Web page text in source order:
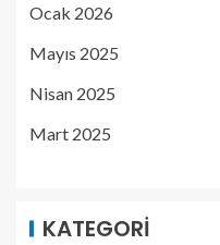
Ocak 2026
Mayıs 2025
Nisan 2025
Mart 2025
KATEGORI